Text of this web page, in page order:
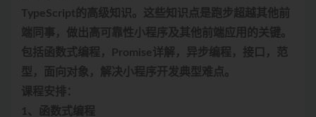
TypeScript的高级知识。这些知识点是跑步超越其他前
端同事，做出高可靠性小程序及其他前端应用的关键。
包括函数式编程，Promise详解，异步编程，接口，范
型，面向对象，解决小程序开发典型难点。
课程安排：
1、函数式编程